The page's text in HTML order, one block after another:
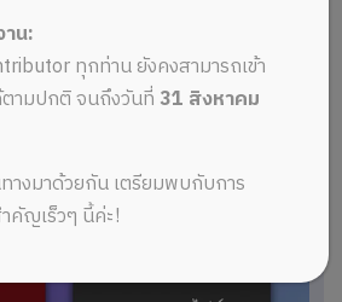
น:
ทุกท่าน ยังคงสามารถเข้า
ตามปกติ จนถึงวันที่ 31 สิงหาคม
งมาด้วยกัน เตรียมพบกับการ
คัญเร็วๆ นี้ค่ะ!